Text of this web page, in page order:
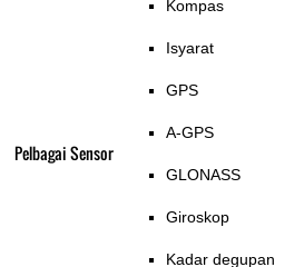
Pelbagai Sensor
Kompas
Isyarat
GPS
A-GPS
GLONASS
Giroskop
Kadar degupan